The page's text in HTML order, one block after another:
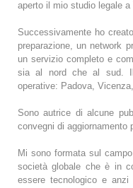
aperto il mio studio legale a
Successivamente ho
preparazione, un network
un servizio completo e
sia al nord che al sud.
operative: Padova,
Sono autrice di alcune
convegni di aggiornamento
Mi sono formata sul
società globale che è in
essere tecnologico e